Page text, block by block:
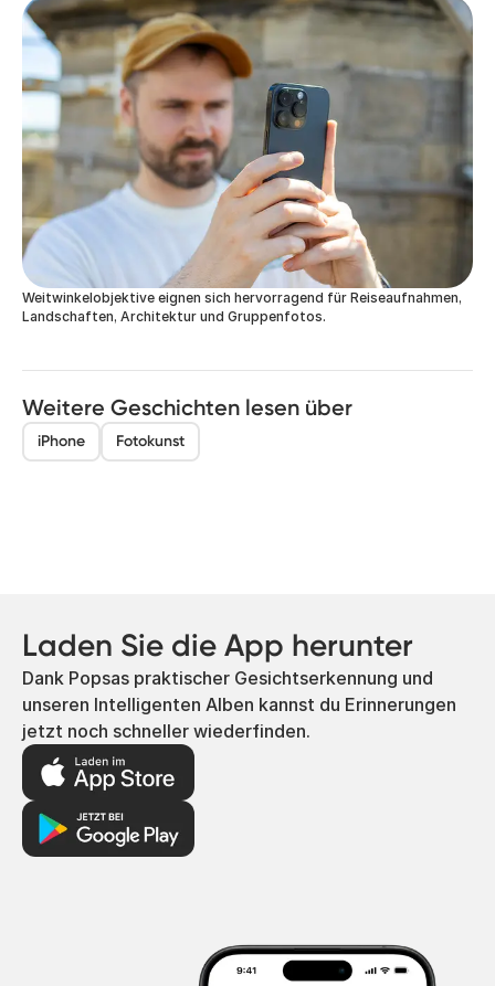
Weitwinkelobjektive eignen sich hervorragend für Reiseaufnahmen,
Landschaften, Architektur und Gruppenfotos.
Weitere Geschichten lesen über
iPhone Fotokunst
Laden Sie die App herunter
Dank Popsas praktischer Gesichtserkennung und
unseren Intelligenten Alben kannst du Erinnerungen
jetzt noch schneller wiederfinden.